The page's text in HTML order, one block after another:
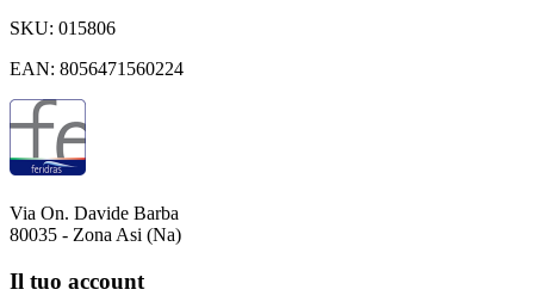
SKU: 015806
EAN: 8056471560224
Via On. Davide Barba
80035 - Zona Asi (Na)
Il tuo account